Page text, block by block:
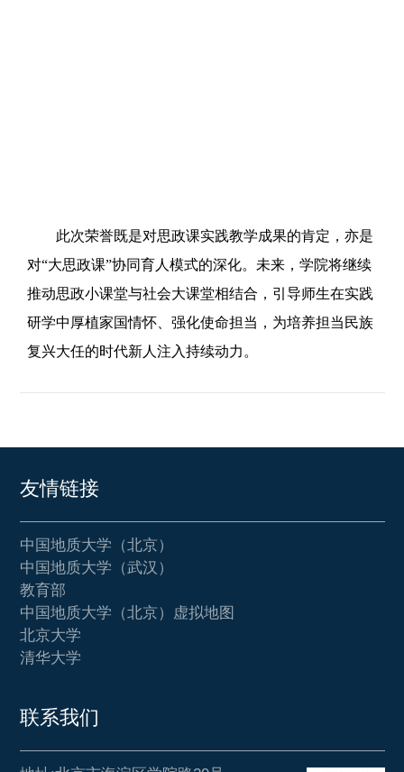
此次荣誉既是对思政课实践教学成果的肯定，亦是
对“大思政课”协同育人模式的深化。未来，学院将继续
推动思政小课堂与社会大课堂相结合，引导师生在实践
研学中厚植家国情怀、强化使命担当，为培养担当民族
复兴大任的时代新人注入持续动力。
友情链接
中国地质大学（北京）
中国地质大学（武汉）
教育部
中国地质大学（北京）虚拟地图
北京大学
清华大学
联系我们